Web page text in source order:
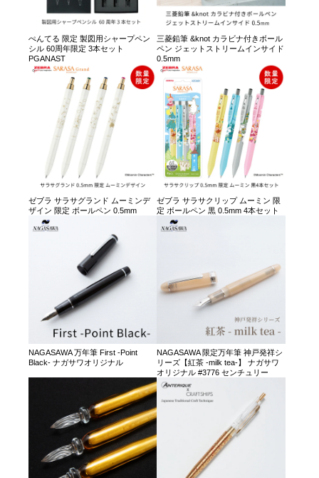
ぺんてる 限定 製図用シャープペン
シル 60周年限定 3本セット
PGANAST
三菱鉛筆 &knot カラビナ付きボール
ペン ジェットストリームインサイド
0.5mm
ゼブラ サラサグランド ムーミンデ
ザイン 限定 ボールペン 0.5mm
ゼブラ サラサクリップ ムーミン 限
定 ボールペン 黒 0.5mm 4本セット
NAGASAWA 万年筆 First -Point
Black- ナガサワオリジナル
NAGASAWA 限定万年筆 神戸発祥シ
リーズ【紅茶 -milk tea-】 ナガサワ
オリジナル #3776 センチュリー